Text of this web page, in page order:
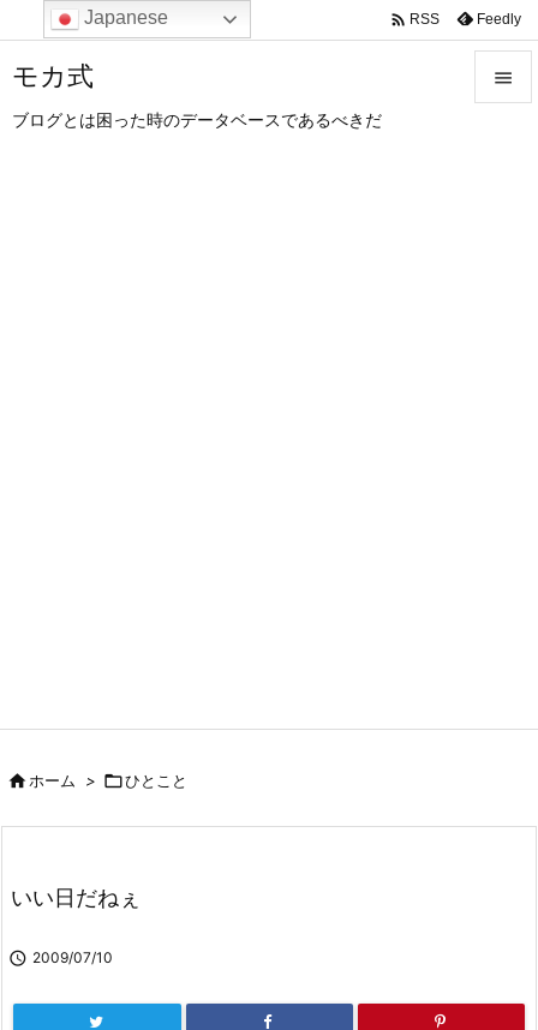
モカ式
ブログとは困った時のデータベースであるべきだ

 RSS Feedly
ホーム > ひとこと
いい日だねぇ
 2009/07/10
Japanese